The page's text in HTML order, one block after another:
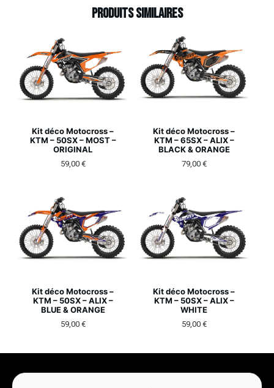
Produits similaires
Kit déco Motocross –
KTM – 50SX – MOST –
ORIGINAL
59,00 €
Kit déco Motocross –
KTM – 65SX – ALIX –
BLACK & ORANGE
79,00 €
Kit déco Motocross –
KTM – 50SX – ALIX –
BLUE & ORANGE
59,00 €
Kit déco Motocross –
KTM – 50SX – ALIX –
WHITE
59,00 €